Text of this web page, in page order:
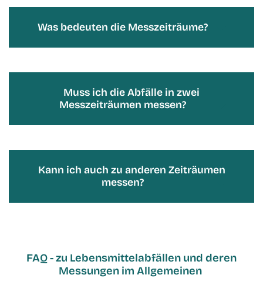
Was bedeuten die Messzeiträume?
Muss ich die Abfälle in zwei
Messzeiträumen messen?
Kann ich auch zu anderen Zeiträumen
messen?
FAQ - zu Lebensmittelabfällen und deren
Messungen im Allgemeinen